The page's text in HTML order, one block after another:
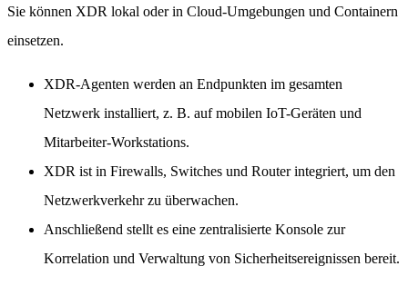
Sie können XDR lokal oder in Cloud-Umgebungen und Containern
einsetzen.
XDR-Agenten werden an Endpunkten im gesamten
Netzwerk installiert, z. B. auf mobilen IoT-Geräten und
Mitarbeiter-Workstations.
XDR ist in Firewalls, Switches und Router integriert, um den
Netzwerkverkehr zu überwachen.
Anschließend stellt es eine zentralisierte Konsole zur
Korrelation und Verwaltung von Sicherheitsereignissen bereit.